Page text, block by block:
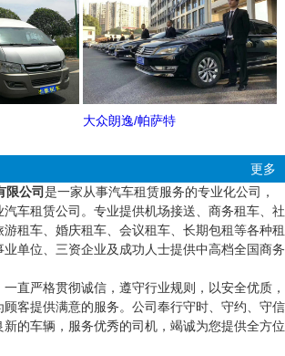
大众朗逸/帕萨特
更多
限公司是一家从事汽车租赁服务的专业化公司，
车租赁公司。专业提供机场接送、商务租车、社
租车、婚庆租车、会议租车、长期包租等各种租
单位、三资企业及成功人士提供中高档全国商务
严格贯彻诚信，遵守行业规则，以安全优质，
客提供满意的服务。公司奉行守时、守约、守信
的车辆，服务优秀的司机，竭诚为您提供全方位